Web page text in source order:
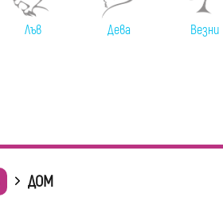
Лъв Дева Везни
ДОМ